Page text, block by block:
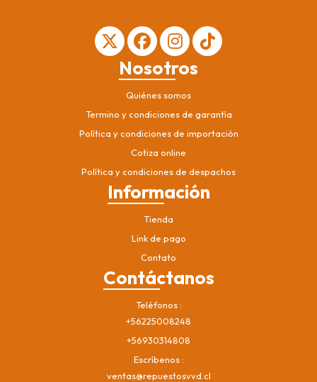
Nosotros
Quiénes somos
Termino y condiciones de garantía
Política y condiciones de importación
Cotiza online
Política y condiciones de despachos
Información
Tienda
Link de pago
Contato
Contáctanos
Teléfonos
+56225008248
+56930314808
Escríbenos
ventas@repuestosvvd.cl